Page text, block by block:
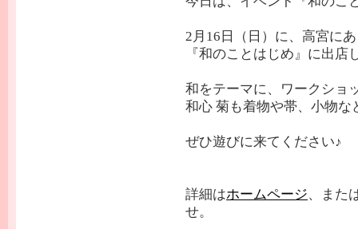
2月16日（日）に、高宮に
『和のことはじめ』に出店
和をテーマに、ワークショ
和心 菊も着物や帯、小物な
ぜひ遊びに来てください♪
詳細はホームページ、また
せ。